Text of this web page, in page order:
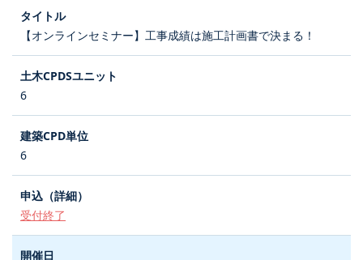
【オンラインセミナー】工事成績は施工計画書で決まる！
6
6
受付終了